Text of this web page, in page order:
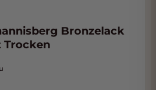
Bronzelack
Trocken